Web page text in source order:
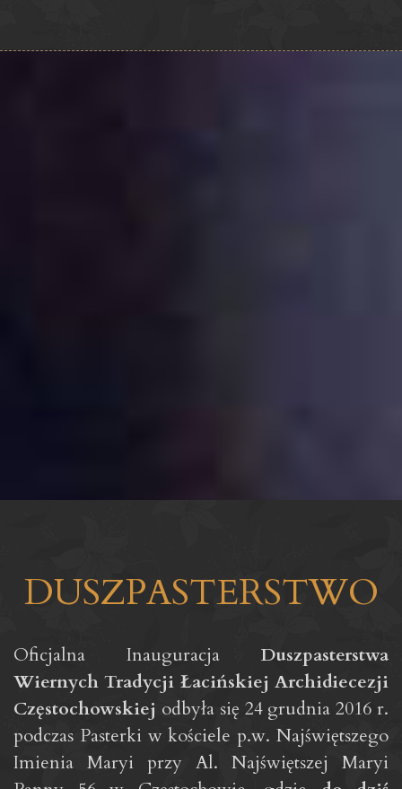
DUSZPASTERSTWO
Oficjalna Inauguracja Duszpasterstwa
Wiernych Tradycji Łacińskiej Archidiecezji
Częstochowskiej odbyła się 24 grudnia 2016 r.
podczas Pasterki w kościele p.w. Najświętszego
Imienia Maryi przy Al. Najświętszej Maryi